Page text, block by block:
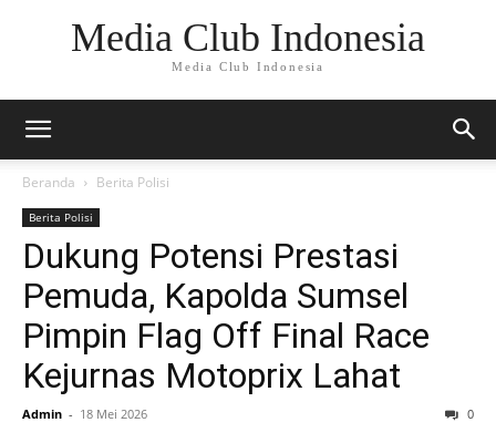
Media Club Indonesia
Media Club Indonesia
Beranda Berita Polisi
Berita Polisi
Dukung Potensi Prestasi
Pemuda, Kapolda Sumsel
Pimpin Flag Off Final Race
Kejurnas Motoprix Lahat
Admin - 18 Mei 2026 0